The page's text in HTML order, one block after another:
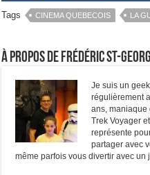
Tags CINEMA QUEBECOIS LA
À propos de Frédéric St-
Je suis un
régulièrement
ans, maniaque
Trek Voyager
représente
partager avec
même parfois vous divertir avec